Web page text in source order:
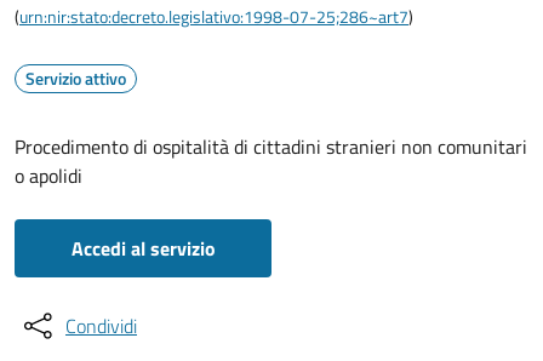
(urn:nir:stato:decreto.legislativo:1998-07-25;286~art7)
Servizio attivo
Procedimento di ospitalità di cittadini stranieri non comunitari
o apolidi
Accedi al servizio
Condividi